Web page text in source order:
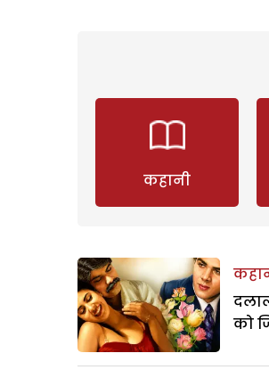
कहानी
को